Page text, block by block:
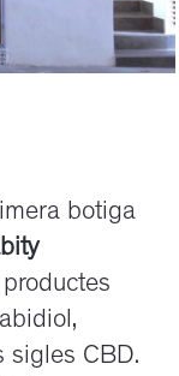
botiga
sigles CBD.